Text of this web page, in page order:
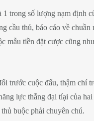
trong số lượng nạm định
cầu thủ, báo cáo về
mẫu tiền đặt cược cũng
trước cuộc đấu, thậm chí
lực thắng đại tíại của
buộc phải chuyên chú.